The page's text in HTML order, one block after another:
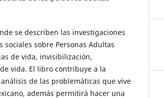
se describen las investigaciones
sobre Personas Adultas
de vida, invisibilización,
vida. El libro contribuye a la
de las problemáticas que vive
además permitirá hacer una